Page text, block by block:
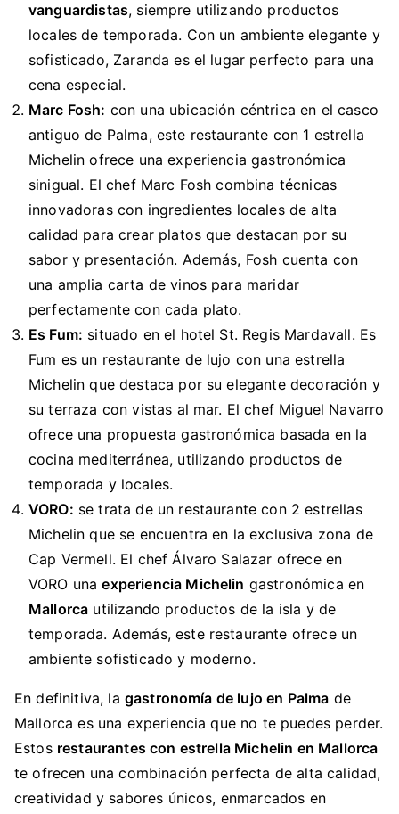
vanguardistas, siempre utilizando productos
locales de temporada. Con un ambiente elegante y
sofisticado, Zaranda es el lugar perfecto para una
cena especial.
Marc Fosh: con una ubicación céntrica en el casco
antiguo de Palma, este restaurante con 1 estrella
Michelin ofrece una experiencia gastronómica
sinigual. El chef Marc Fosh combina técnicas
innovadoras con ingredientes locales de alta
calidad para crear platos que destacan por su
sabor y presentación. Además, Fosh cuenta con
una amplia carta de vinos para maridar
perfectamente con cada plato.
Es Fum: situado en el hotel St. Regis Mardavall. Es
Fum es un restaurante de lujo con una estrella
Michelin que destaca por su elegante decoración y
su terraza con vistas al mar. El chef Miguel Navarro
ofrece una propuesta gastronómica basada en la
cocina mediterránea, utilizando productos de
temporada y locales.
VORO: se trata de un restaurante con 2 estrellas
Michelin que se encuentra en la exclusiva zona de
Cap Vermell. El chef Álvaro Salazar ofrece en
VORO unaexperiencia Michelin gastronómica en
Mallorca utilizando productos de la isla y de
temporada. Además, este restaurante ofrece un
ambiente sofisticado y moderno.
En definitiva, la gastronomía de lujo en Palma de
Mallorca es una experiencia que no te puedes perder.
Estos restaurantes con estrella Michelin en Mallorca
te ofrecen una combinación perfecta de alta calidad,
creatividad y sabores únicos, enmarcados en